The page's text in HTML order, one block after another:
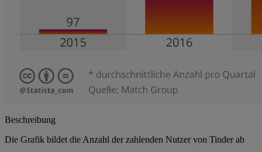
Beschreibung
Die Grafik bildet die Anzahl der zahlenden Nutzer von Tinder ab